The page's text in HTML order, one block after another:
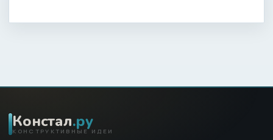
Констал.ру
КОНСТРУКТИВНЫЕ ИДЕИ